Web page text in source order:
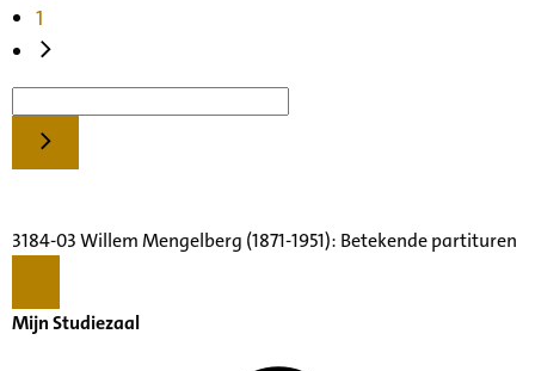
1
3184-03 Willem Mengelberg (1871-1951): Betekende partituren
Mijn Studiezaal